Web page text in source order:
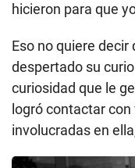
"De cierta manera,
cosas eran como
Aryn dice que
como alguien